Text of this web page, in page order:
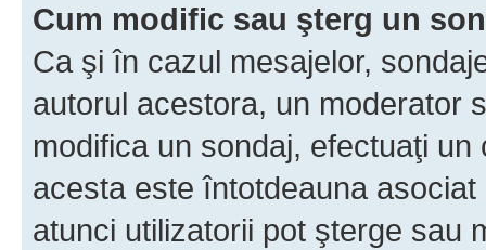
Cum modific sau şterg un
Ca şi în cazul mesajelor,
autorul acestora, un moderator
modifica un sondaj, efectuaţi
acesta este întotdeauna
atunci utilizatorii pot şterge sau